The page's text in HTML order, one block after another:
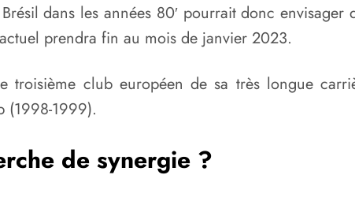
dans les années 80′ pourrait donc
prendra fin au mois de janvier 2023.
troisième club européen de sa très longue
(1998-1999).
de synergie ?